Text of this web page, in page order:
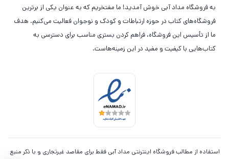
به فروشگاه مداد آبی خوش آمدید! ما مفتخریم که به عنوان یکی از برترین
فروشگاه‌های کتاب در حوزه ارتباطات و کودک و نوجوان فعالیت می‌کنیم. هدف
ما از تأسیس این فروشگاه، فراهم کردن بستری مناسب برای دسترسی به
کتاب‌هایی با کیفیت و مفید در این زمینه‌هاست.
استفاده از مطالب فروشگاه اینترنتی مداد آبی فقط برای مقاصد غیرتجاری و با ذکر منبع